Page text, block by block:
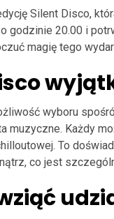
Silent Disco,
godzinie 20.00 i
magię tego
wyboru
muzyczne. Każdy
To
co jest